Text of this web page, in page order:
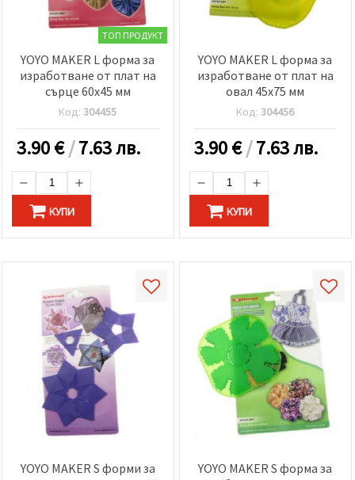
ТОП ПРОДУКТ
YOYO MAKER L форма за
изработване от плат на
сърце 60x45 мм
Код:304455
3.90€/7.63 лв.
КУПИ
YOYO MAKER L форма за
изработване от плат на
овал 45x75 мм
Код:304456
3.90€/7.63 лв.
КУПИ
YOYO MAKER S форми за
YOYO MAKER S форма за